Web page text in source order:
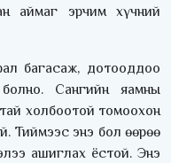
аймаг эрчим хүчний
багасаж, дотооддоо
Сангийн яамны
холбоотой томоохон
Тиймээс энэ бол өөрөө
ашиглах ёстой. Энэ